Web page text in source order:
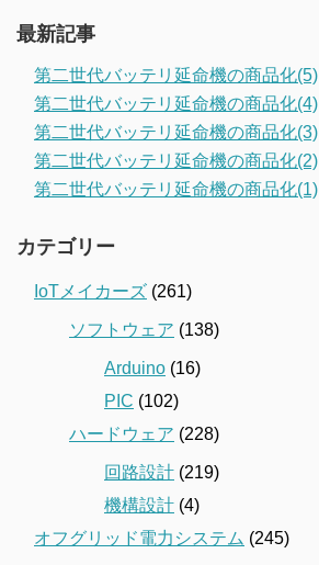
最新記事
第二世代バッテリ延命機の商品化(5)
第二世代バッテリ延命機の商品化(4)
第二世代バッテリ延命機の商品化(3)
第二世代バッテリ延命機の商品化(2)
第二世代バッテリ延命機の商品化(1)
カテゴリー
IoTメイカーズ (261)
ソフトウェア (138)
Arduino (16)
PIC (102)
ハードウェア (228)
回路設計 (219)
機構設計 (4)
オフグリッド電力システム (245)